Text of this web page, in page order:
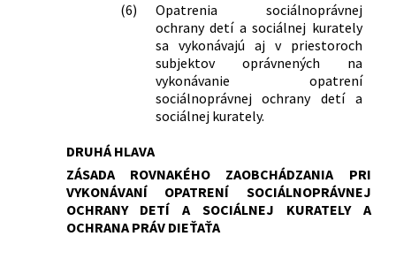
(6)
Opatrenia sociálnoprávnej
ochrany detí a sociálnej kurately
sa vykonávajú aj v priestoroch
subjektov oprávnených na
vykonávanie opatrení
sociálnoprávnej ochrany detí a
sociálnej kurately.
DRUHÁ HLAVA
ZÁSADA ROVNAKÉHO ZAOBCHÁDZANIA PRI
VYKONÁVANÍ OPATRENÍ SOCIÁLNOPRÁVNEJ
OCHRANY DETÍ A SOCIÁLNEJ KURATELY A
OCHRANA PRÁV DIEŤAŤA